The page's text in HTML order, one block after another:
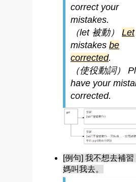
correct your
mistakes.
（let 被動） Let
mistakes be
corrected.
（使役動詞）
have your
corrected.
[例句] 我不想去補
媽叫我去。